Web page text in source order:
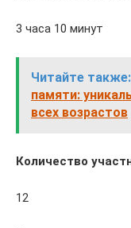
3 часа 10 минут
Читайте также:
памяти:
всех возрастов
Количество
12